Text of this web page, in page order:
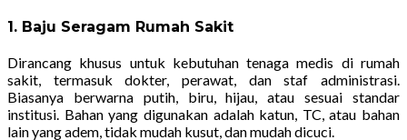
1. Baju Seragam Rumah Sakit
Dirancang khusus untuk kebutuhan tenaga medis di rumah
sakit, termasuk dokter, perawat, dan staf administrasi.
Biasanya berwarna putih, biru, hijau, atau sesuai standar
institusi. Bahan yang digunakan adalah katun, TC, atau bahan
lain yang adem, tidak mudah kusut, dan mudah dicuci.